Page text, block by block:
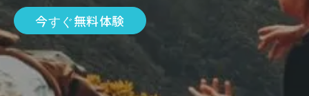
今すぐ無料体験